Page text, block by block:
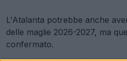
L'Atalanta potrebbe anche
delle maglie 2026-2027, ma
confermato.